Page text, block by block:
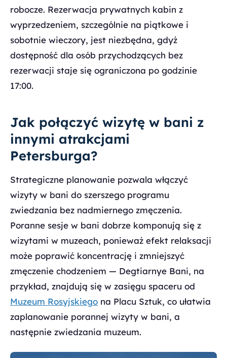
robocze. Rezerwacja prywatnych kabin z
wyprzedzeniem, szczególnie na piątkowe i
sobotnie wieczory, jest niezbędna, gdyż
dostępność dla osób przychodzących bez
rezerwacji staje się ograniczona po godzinie
17:00.
Jak połączyć wizytę w bani z
innymi atrakcjami
Petersburga?
Strategiczne planowanie pozwala włączyć
wizyty w bani do szerszego programu
zwiedzania bez nadmiernego zmęczenia.
Poranne sesje w bani dobrze komponują się z
wizytami w muzeach, ponieważ efekt relaksacji
może poprawić koncentrację i zmniejszyć
zmęczenie chodzeniem — Degtiarnye Bani, na
przykład, znajdują się w zasięgu spaceru od
Muzeum Rosyjskiego na Placu Sztuk, co ułatwia
zaplanowanie porannej wizyty w bani, a
następnie zwiedzania muzeum.